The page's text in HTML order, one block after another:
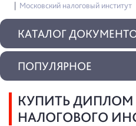
Московский налоговый институт
КАТАЛОГ
КУПИТЬ
НАЛОГОВОГО
ПОПУЛЯРНОЕ